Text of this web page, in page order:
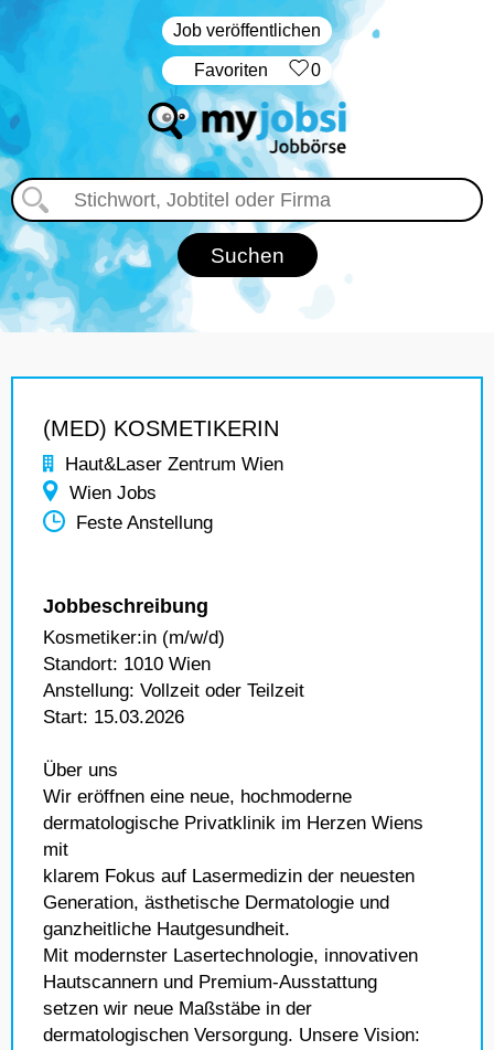
Job veröffentlichen
‏Favoriten 0
(MED) KOSMETIKERIN
Haut&Laser Zentrum Wien
Wien Jobs
Feste Anstellung
Jobbeschreibung
Kosmetiker:in (m/w/d)
Standort: 1010 Wien
Anstellung: Vollzeit oder Teilzeit
Start: 15.03.2026
Über uns
Wir eröffnen eine neue, hochmoderne
dermatologische Privatklinik im Herzen Wiens
mit
klarem Fokus auf Lasermedizin der neuesten
Generation, ästhetische Dermatologie und
ganzheitliche Hautgesundheit.
Mit modernster Lasertechnologie, innovativen
Hautscannern und Premium-Ausstattung
setzen wir neue Maßstäbe in der
dermatologischen Versorgung. Unsere Vision: